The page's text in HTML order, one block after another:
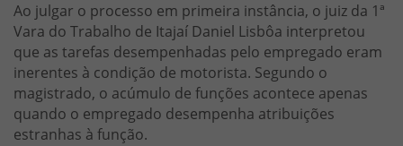
Ao julgar o processo em primeira instância, o juiz da 1ª
Vara do Trabalho de Itajaí Daniel Lisbôa interpretou
que as tarefas desempenhadas pelo empregado eram
inerentes à condição de motorista. Segundo o
magistrado, o acúmulo de funções acontece apenas
quando o empregado desempenha atribuições
estranhas à função.